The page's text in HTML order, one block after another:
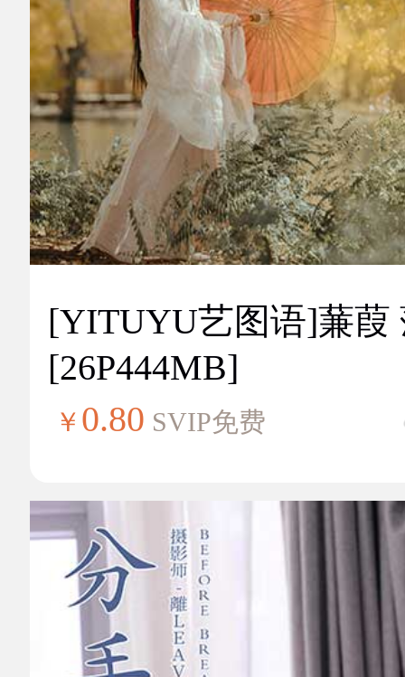
[YITUYU艺图语]蒹葭
[26P444MB]
￥ 0.80 SVIP免费